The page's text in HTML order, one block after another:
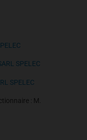
SPELEC
SPELEC
: M.